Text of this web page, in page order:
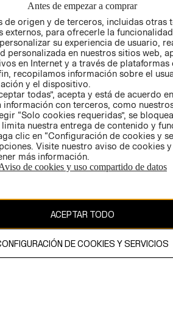
GIFT CARD
AVISO DE
COOKIES
& Mauritz AB.
Antes de empezar a comprar
de origen y de terceros, incluidas otras
externos, para ofrecerle la
su experiencia de usuario,
personalizada en nuestros sitios web,
en Internet y a través de plataformas
recopilamos información sobre el
y el dispositivo.
todas”, acepta y está de acuerdo
información con terceros, como
“Solo cookies requeridas”, se
nuestra entrega de contenido y
clic en “Configuración de cookies y
Visite nuestro aviso de cookies
más información.
de cookies y uso compartido de datos
ACEPTAR TODO
DE COOKIES Y SERVICIOS